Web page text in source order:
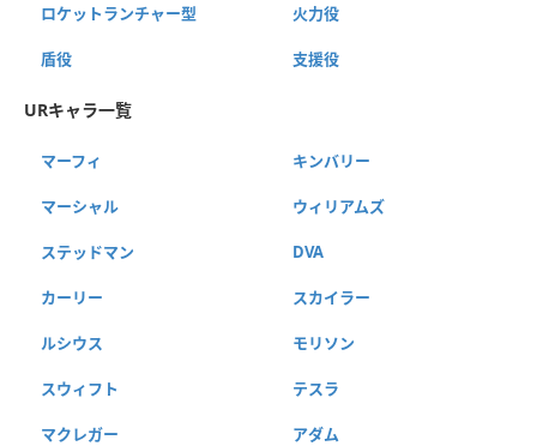
ロケットランチャー型 火力役
盾役 支援役
URキャラ一覧
マーフィ キンバリー
マーシャル ウィリアムズ
ステッドマン DVA
カーリー スカイラー
ルシウス モリソン
スウィフト テスラ
マクレガー アダム